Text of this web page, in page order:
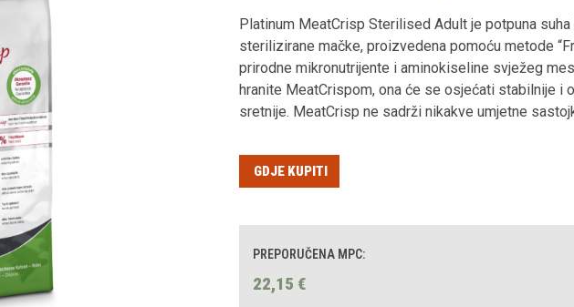
Platinum MeatCrisp Sterilised Adult je potpuna suha
sterilizirane mačke, proizvedena pomoću metode
prirodne mikronutrijente i aminokiseline svježeg
hranite MeatCrispom, ona će se osjećati stabilnije i
sretnije. MeatCrisp ne sadrži nikakve umjetne
GDJE KUPITI
PREPORUČENA MPC:
22,15 €